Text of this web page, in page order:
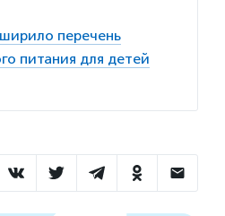
перечень
питания для детей